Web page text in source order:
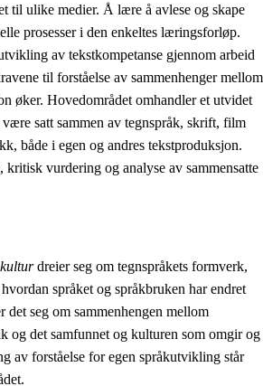
til ulike medier. Å lære å avlese og skape
prosesser i den enkeltes læringsforløp.
av tekstkompetanse gjennom arbeid
til forståelse av sammenhenger mellom
øker. Hovedområdet omhandler et utvidet
satt sammen av tegnspråk, skrift, film
både i egen og andres tekstproduksjon.
kritisk vurdering og analyse av sammensatte
dreier seg om tegnspråkets formverk,
språket og språkbruken har endret
det seg om sammenhengen mellom
og det samfunnet og kulturen som omgir og
av forståelse for egen språkutvikling står